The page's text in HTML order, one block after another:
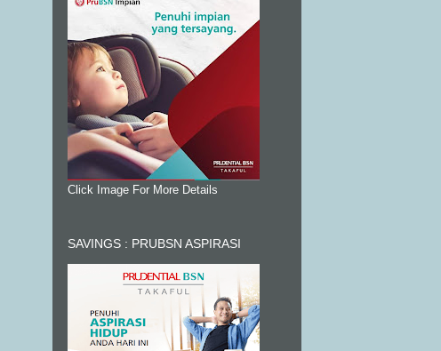
Click Image For More Details
SAVINGS : PRUBSN ASPIRASI